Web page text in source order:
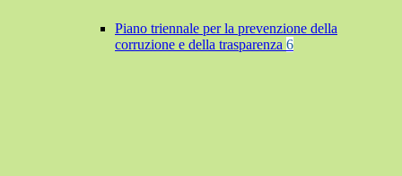
Piano triennale per la prevenzione della
corruzione e della trasparenza 6